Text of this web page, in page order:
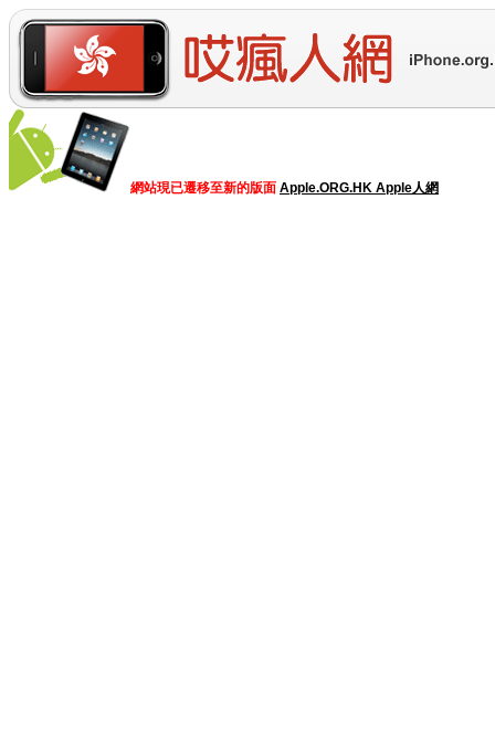
網站現已遷移至新的版面 Apple.ORG.HK Apple人網